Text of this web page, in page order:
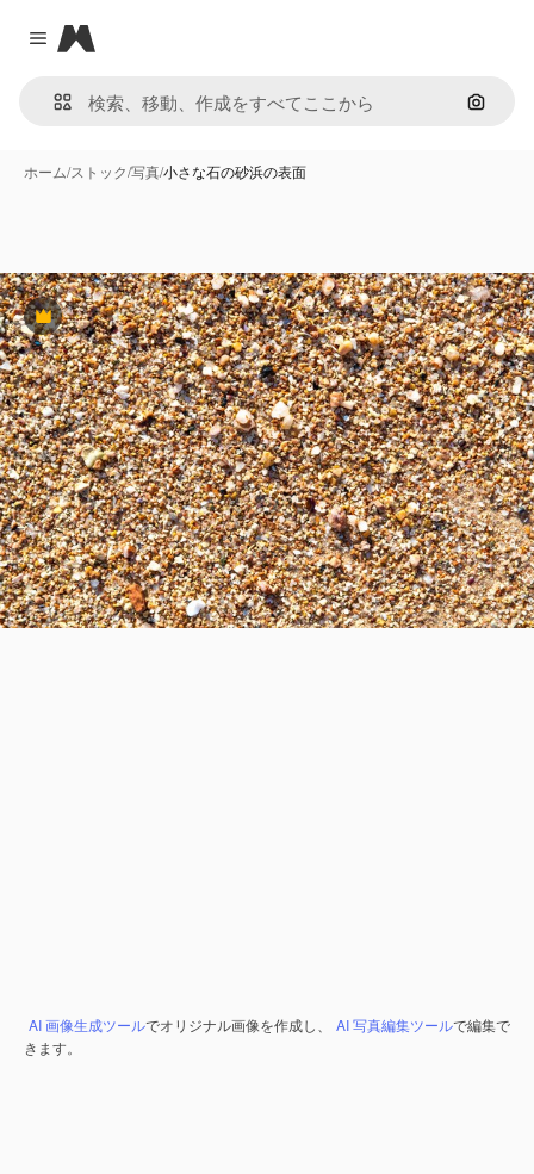
Close menu
Magnific
画像で
ホーム/ストック/写真/小さな石の砂浜の表面
Premium
AI 画像生成ツールでオリジナル画像を作成し、 AI 写真編集ツールで編集で
きます。